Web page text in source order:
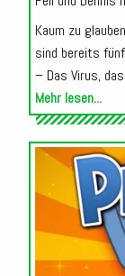
Kaum zu
sind bereits fünf
– Das Virus,
Mehr lesen...